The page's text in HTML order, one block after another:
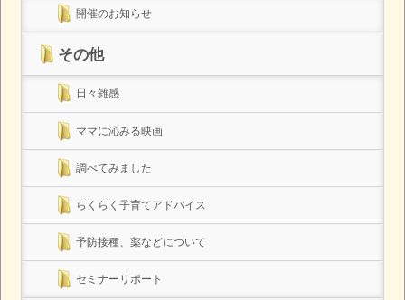
開催のお知らせ
その他
日々雑感
ママに沁みる映画
調べてみました
らくらく子育てアドバイス
予防接種、薬などについて
セミナーリポート